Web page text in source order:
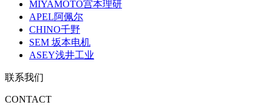
MIYAMOTO宫本理研
APEL阿佩尔
CHINO千野
SEM 坂本电机
ASEY浅井工业
联系我们
CONTACT